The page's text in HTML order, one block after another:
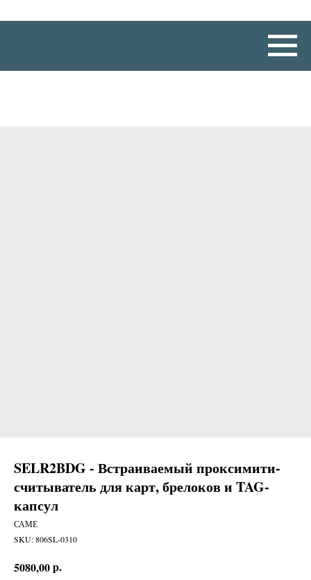
SELR2BDG - Встраиваемый проксимити-
считыватель для карт, брелоков и TAG-
капсул
САМЕ
SKU:806SL-0310
5080,00р.